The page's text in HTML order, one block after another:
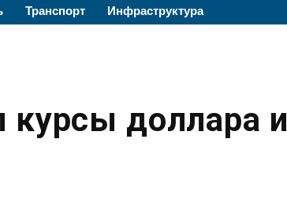
Транспорт Инфраструктура
курсы доллара и